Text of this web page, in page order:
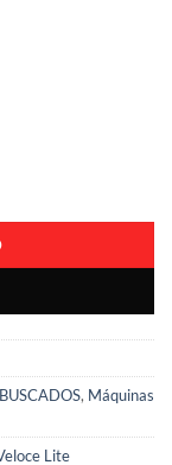
, Máquinas
Lite